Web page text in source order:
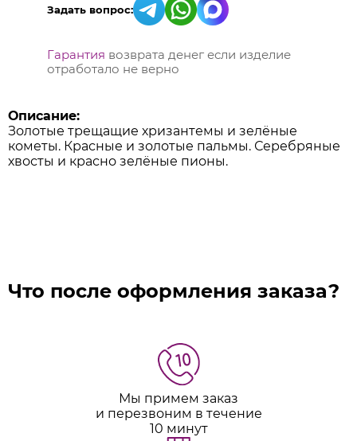
Задать вопрос:
Гарантия возврата денег если изделие
отработало не верно
Описание:
Золотые трещащие хризантемы и зелёные
кометы. Красные и золотые пальмы. Серебряные
хвосты и красно зелёные пионы.
Что после оформления заказа?
Мы примем заказ
и перезвоним в течение
10 минут